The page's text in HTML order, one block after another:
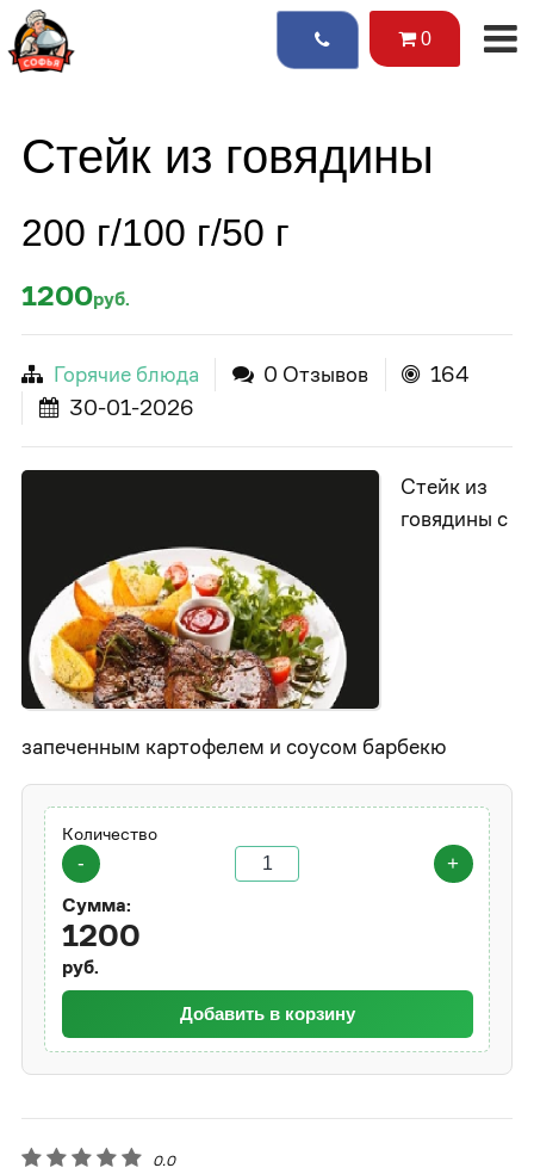
0
Стейк из говядины
200 г/100 г/50 г
1200руб.
Горячие блюда 0 Отзывов
164
30-01-2026
Стейк из
говядины с
запеченным картофелем и соусом барбекю
Количество
-
+
Сумма:
1200
руб.
Добавить в корзину
0.0